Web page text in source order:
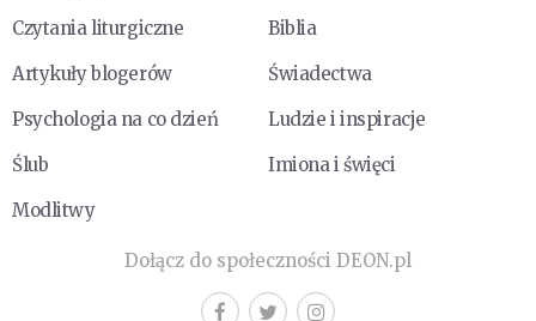
Czytania liturgiczne
Biblia
Artykuły blogerów
Świadectwa
Psychologia na co dzień
Ludzie i inspiracje
Ślub
Imiona i święci
Modlitwy
Dołącz do społeczności DEON.pl